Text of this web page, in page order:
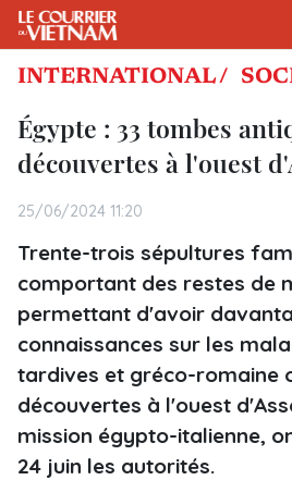
INTERNATIONAL /
Égypte : 33 tombes
découvertes à l'ouest
25/06/2024 11:20
Trente-trois sépultures
comportant des restes de
permettant d'avoir
connaissances sur les
tardives et gréco-romaine
découvertes à l'ouest
mission égypto-italienne,
24 juin les autorités.